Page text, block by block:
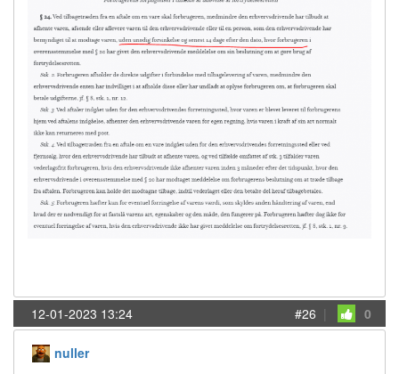
12-01-2023 13:24 #26 | 0
nuller